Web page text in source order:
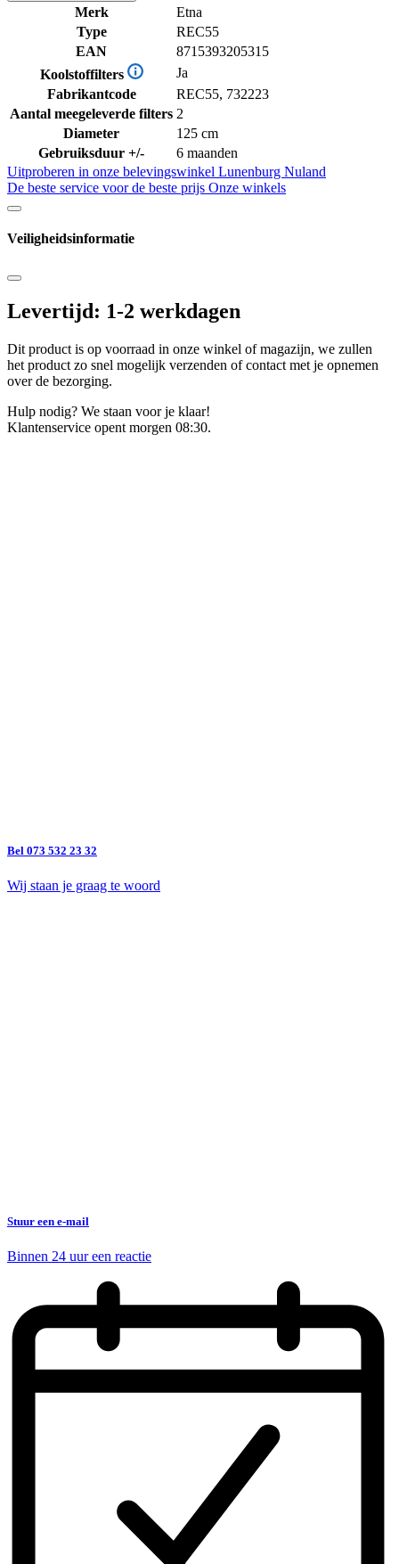
Merk
Etna
Type
REC55
EAN
8715393205315
Koolstoffilters
Ja
Fabrikantcode
REC55, 732223
Aantal meegeleverde filters 2
Diameter
125 cm
Gebruiksduur +/-
6 maanden
Uitproberen in onze belevingswinkel Lunenburg Nuland
De beste service voor de beste prijs Onze winkels
Veiligheidsinformatie
Levertijd: 1-2 werkdagen
Dit product is op voorraad in onze winkel of magazijn, we zullen
het product zo snel mogelijk verzenden of contact met je opnemen
over de bezorging.
Hulp nodig? We staan voor je klaar!
Klantenservice opent morgen 08:30.
Bel 073 532 23 32
Wij staan je graag te woord
Stuur een e-mail
Binnen 24 uur een reactie